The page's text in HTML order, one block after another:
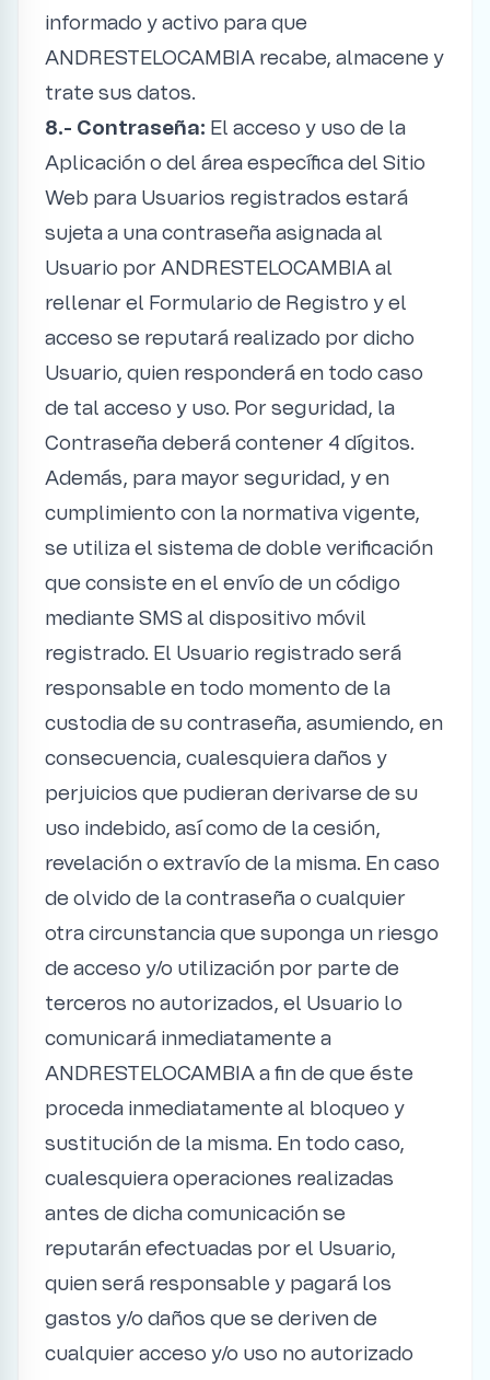
informado y activo para que
ANDRESTELOCAMBIA recabe, almacene y
trate sus datos.
8.- Contraseña: El acceso y uso de la
Aplicación o del área específica del Sitio
Web para Usuarios registrados estará
sujeta a una contraseña asignada al
Usuario por ANDRESTELOCAMBIA al
rellenar el Formulario de Registro y el
acceso se reputará realizado por dicho
Usuario, quien responderá en todo caso
de tal acceso y uso. Por seguridad, la
Contraseña deberá contener 4 dígitos.
Además, para mayor seguridad, y en
cumplimiento con la normativa vigente,
se utiliza el sistema de doble verificación
que consiste en el envío de un código
mediante SMS al dispositivo móvil
registrado. El Usuario registrado será
responsable en todo momento de la
custodia de su contraseña, asumiendo, en
consecuencia, cualesquiera daños y
perjuicios que pudieran derivarse de su
uso indebido, así como de la cesión,
revelación o extravío de la misma. En caso
de olvido de la contraseña o cualquier
otra circunstancia que suponga un riesgo
de acceso y/o utilización por parte de
terceros no autorizados, el Usuario lo
comunicará inmediatamente a
ANDRESTELOCAMBIA a fin de que éste
proceda inmediatamente al bloqueo y
sustitución de la misma. En todo caso,
cualesquiera operaciones realizadas
antes de dicha comunicación se
reputarán efectuadas por el Usuario,
quien será responsable y pagará los
gastos y/o daños que se deriven de
cualquier acceso y/o uso no autorizado